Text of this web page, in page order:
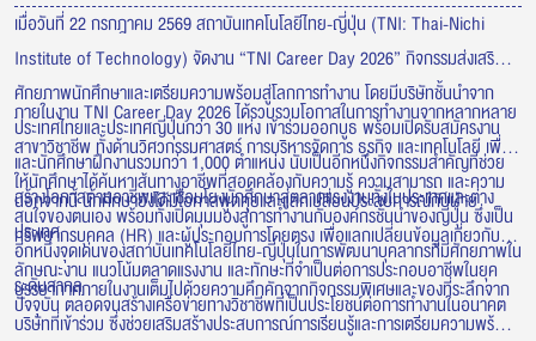
เมื่อวันที่ 22 กรกฎาคม 2569 สถาบันเทคโนโลยีไทย-ญี่ปุ่น (TNI: Thai-Nichi
Institute of Technology) จัดงาน “TNI Career Day 2026” กิจกรรมส่งเสริม
ศักยภาพนักศึกษาและเตรียมความพร้อมสู่โลกการทำงาน โดยมีบริษัทชั้นนำจาก
ประเทศไทยและประเทศญี่ปุ่นกว่า 30 แห่ง เข้าร่วมออกบูธ พร้อมเปิดรับสมัครงาน
และนักศึกษาฝึกงานรวมกว่า 1,000 ตำแหน่ง นับเป็นอีกหนึ่งกิจกรรมสำคัญที่ช่วย
สร้างโอกาสด้านอาชีพและเชื่อมโยงนักศึกษาสู่ตลาดแรงงานทั้งในประเทศและต่าง
ประเทศ
ภายในงาน TNI Career Day 2026 ได้รวบรวมโอกาสในการทำงานจากหลากหลาย
สาขาวิชาชีพ ทั้งด้านวิศวกรรมศาสตร์ การบริหารจัดการ ธุรกิจ และเทคโนโลยี เพื่อ
ให้นักศึกษาได้ค้นหาเส้นทางอาชีพที่สอดคล้องกับความรู้ ความสามารถ และความ
สนใจของตนเอง พร้อมทั้งเปิดมุมมองสู่การทำงานกับองค์กรชั้นนำของญี่ปุ่น ซึ่งเป็น
อีกหนึ่งจุดเด่นของสถาบันเทคโนโลยีไทย-ญี่ปุ่นในการพัฒนาบุคลากรที่มีศักยภาพใน
ระดับสากล
นอกจากนี้ นักศึกษายังได้มีโอกาสพูดคุยและแลกเปลี่ยนประสบการณ์กับฝ่าย
ทรัพยากรบุคคล (HR) และผู้ประกอบการโดยตรง เพื่อแลกเปลี่ยนข้อมูลเกี่ยวกับ
ลักษณะงาน แนวโน้มตลาดแรงงาน และทักษะที่จำเป็นต่อการประกอบอาชีพในยุค
ปัจจุบัน ตลอดจนสร้างเครือข่ายทางวิชาชีพที่เป็นประโยชน์ต่อการทำงานในอนาคต
บรรยากาศภายในงานเต็มไปด้วยความคึกคักจากกิจกรรมพิเศษและของที่ระลึกจาก
บริษัทที่เข้าร่วม ซึ่งช่วยเสริมสร้างประสบการณ์การเรียนรู้และการเตรียมความพร้อม